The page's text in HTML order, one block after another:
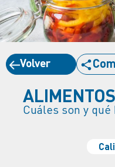
Volver
Cuáles son y